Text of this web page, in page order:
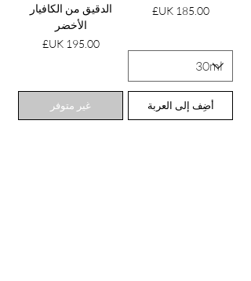
السعر‏185.00 UK£
أضِف إلى العربة
الدقيق من الكافيار
الأخضر
السعر‏195.00 UK£
غير متوفر